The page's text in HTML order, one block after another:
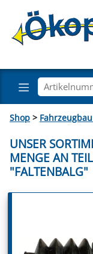
Shop > Fahrzeugbau
UNSER
ENGE AN
FALTENBALG"